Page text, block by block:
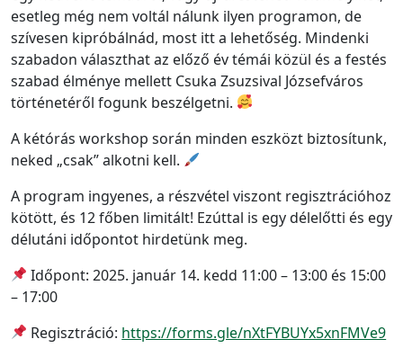
esetleg még nem voltál nálunk ilyen programon, de
szívesen kipróbálnád, most itt a lehetőség. Mindenki
szabadon választhat az előző év témái közül és a festés
szabad élménye mellett Csuka Zsuzsival Józsefváros
történetéről fogunk beszélgetni.
A kétórás workshop során minden eszközt biztosítunk,
neked „csak” alkotni kell.
A program ingyenes, a részvétel viszont regisztrációhoz
kötött, és 12 főben limitált! Ezúttal is egy délelőtti és egy
délutáni időpontot hirdetünk meg.
Időpont: 2025. január 14. kedd 11:00 – 13:00 és 15:00
– 17:00
Regisztráció: https://forms.gle/nXtFYBUYx5xnFMVe9